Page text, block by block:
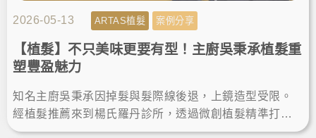
2026-05-13 ARTAS植髮 案例分享
【植髮】不只美味更要有型！主廚吳秉承植髮重
塑豐盈魅力
知名主廚吳秉承因掉髮與髮際線後退，上鏡造型受限。
經植髮推薦來到楊氏羅丹診所，透過微創植髮精準打造
客製化髮際線。這次的植髮經歷讓他重拾豐盈，自信展